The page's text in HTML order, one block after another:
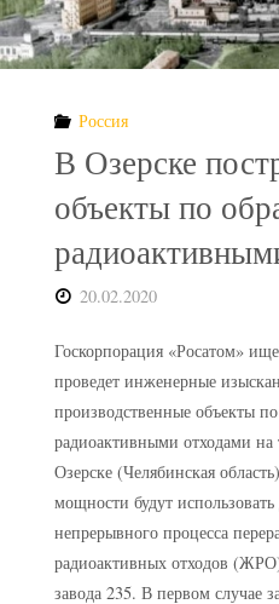
Россия
В Озерске
объекты по
20.02.2020
Госкорпорация «Росатом»
проведет инженерные
производственные объекты
радиоактивными отходами
Озерске (Челябинская
мощности будут
непрерывного процесса
радиоактивных отходов
завода 235. В первом случае